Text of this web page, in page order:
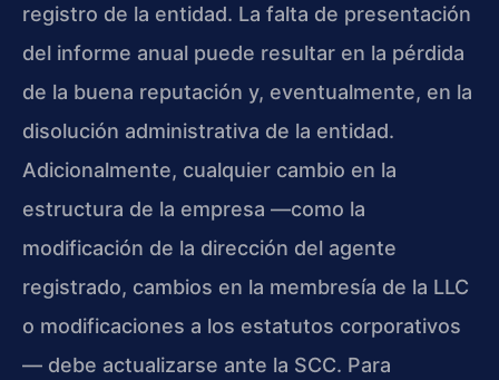
registro de la entidad. La falta de presentación
del informe anual puede resultar en la pérdida
de la buena reputación y, eventualmente, en la
disolución administrativa de la entidad.
Adicionalmente, cualquier cambio en la
estructura de la empresa —como la
modificación de la dirección del agente
registrado, cambios en la membresía de la LLC
o modificaciones a los estatutos corporativos
— debe actualizarse ante la SCC. Para